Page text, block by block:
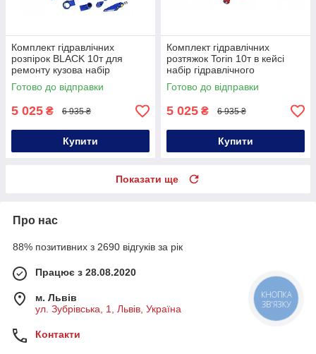
Комплект гідравлічних
розпірок BLACK 10т для
ремонту кузова набір
гідравлічних розширювачів
для автомобілів
Готово до відправки
5 025 ₴ 6 935 ₴
Купити
Комплект гідравлічних
розтяжок Torin 10т в кейсі
набір гідравлічного
інструмента для ремонту
кузова
Готово до відправки
5 025 ₴ 6 935 ₴
Купити
Показати ще
Про нас
88% позитивних з 2690 відгуків за рік
Працює з 28.08.2020
м. Львів
ул. Зубрівська, 1, Львів, Україна
Контакти
КНОПКА
ЗВ'ЯЗКУ